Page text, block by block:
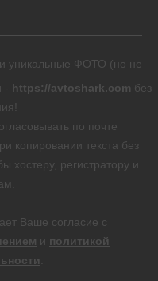
уникальные ФОТО (но не
- https://avtoshark.com без
по почте
копировании текста без
хостеру, регистратору и
Ваше согласие с
и политикой